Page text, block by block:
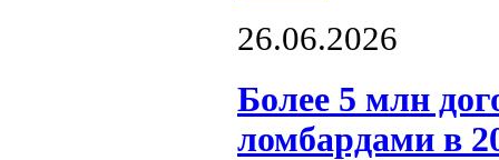
26.06.2026
Более 5 млн
ломбардами в